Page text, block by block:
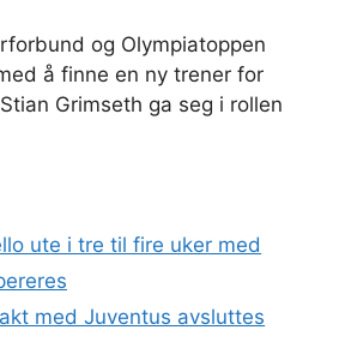
og Olympiatoppen
å finne en ny trener for
Grimseth ga seg i rollen
ute i tre til fire uker med
med Juventus avsluttes